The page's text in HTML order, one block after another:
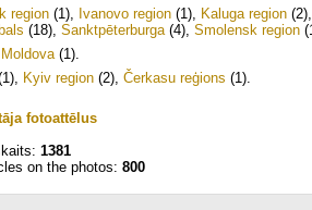
region (1), Ivanovo region (1), Kaluga region (2)
(18), Sanktpēterburga(4), Smolensk region
Moldova(1).
, Kyiv region (2), Čerkasu reģions (1).
fotoattēlus
1381
on the photos: 800